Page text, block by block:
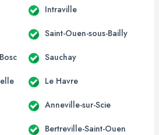
Intraville
Saint-Ouen-sous-Bailly
Sauchay
Le Havre
Anneville-sur-Scie
Bertreville-Saint-Ouen